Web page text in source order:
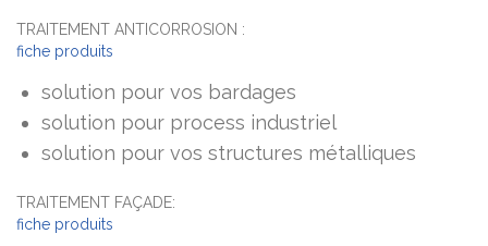
TRAITEMENT ANTICORROSION :
fiche produits
solution pour vos bardages
solution pour process industriel
solution pour vos structures métalliques
TRAITEMENT FAÇADE:
fiche produits